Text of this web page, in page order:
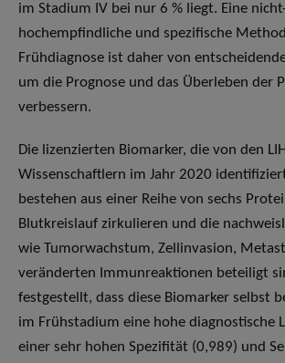
im Stadium IV bei nur 6 % liegt. Eine
hochempfindliche und spezifische
Frühdiagnose ist daher von
um die Prognose und das Überleben der
verbessern.
Die lizenzierten Biomarker, die von den
Wissenschaftlern im Jahr 2020
bestehen aus einer Reihe von sechs
Blutkreislauf zirkulieren und die
wie Tumorwachstum, Zellinvasion,
veränderten Immunreaktionen beteiligt
festgestellt, dass diese Biomarker selbst
im Frühstadium eine hohe diagnostische
einer sehr hohen Spezifität (0,989) und